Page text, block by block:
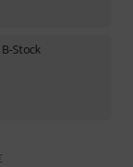
Stock